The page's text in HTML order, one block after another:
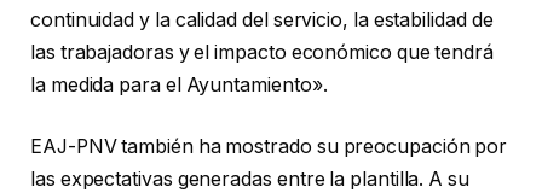
continuidad y la calidad del servicio, la estabilidad de
las trabajadoras y el impacto económico que tendrá
la medida para el Ayuntamiento».
EAJ-PNV también ha mostrado su preocupación por
las expectativas generadas entre la plantilla. A su